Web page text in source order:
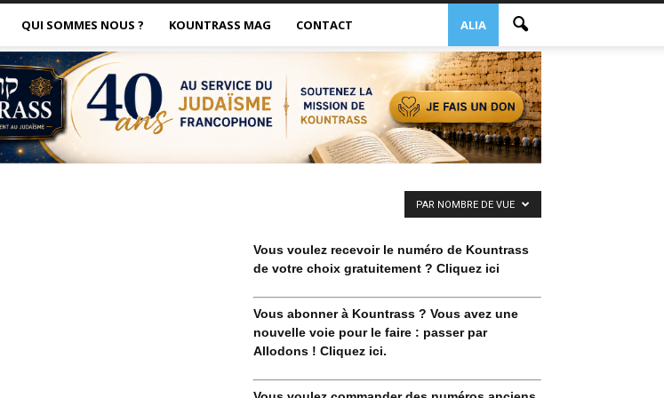
ALIA
QUI SOMMES NOUS ? KOUNTRASS MAG CONTACT
PAR NOMBRE DE VUE
Vous voulez recevoir le numéro de Kountrass
de votre choix gratuitement ? Cliquez ici
Vous abonner à Kountrass ? Vous avez une
nouvelle voie pour le faire : passer par
Allodons ! Cliquez ici.